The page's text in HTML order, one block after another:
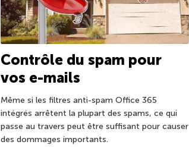
Contrôle du spam pour
vos e-mails
Même si les filtres anti-spam Office 365
intégrés arrêtent la plupart des spams, ce qui
passe au travers peut être suffisant pour causer
des dommages importants.